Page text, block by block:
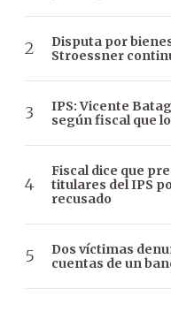
Disputa por
Stroessner
IPS: Vicente
según fiscal que
Fiscal dice que
titulares del IPS
recusado
Dos víctimas
cuentas de un